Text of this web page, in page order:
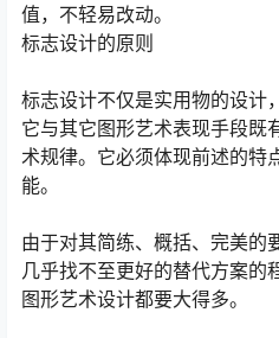
值，不轻易改动。
标志设计的原则
标志设计不仅是实用物的设计
它与其它图形艺术表现手段既
术规律。它必须体现前述的特
能。
由于对其简练、概括、完美的
几乎找不至更好的替代方案的
图形艺术设计都要大得多。